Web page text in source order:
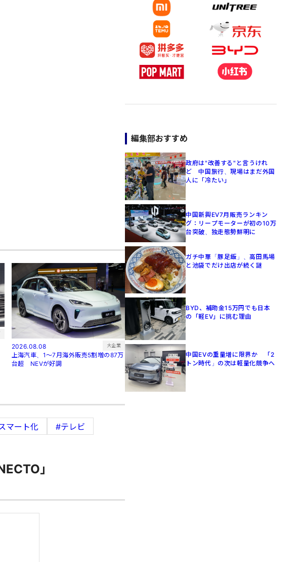
2026.08.08 大企業
上海汽車、1～7月海外販売5割増の87万
台超 NEVが好調
マート化
#テレビ
」
編集部おすすめ
政府は"改善する"と言うけれ
ど 中国旅行、現場はまだ外国
人に「冷たい」
中国新興EV7月販売ランキン
グ：リープモーターが初の10万
台突破、独走態勢鮮明に
ガチ中華「豚足飯」、高田馬場
と池袋でだけ出店が続く謎
BYD、補助金15万円でも日本
の「軽EV」に挑む理由
中国EVの重量増に限界か 「2
トン時代」の次は軽量化競争へ